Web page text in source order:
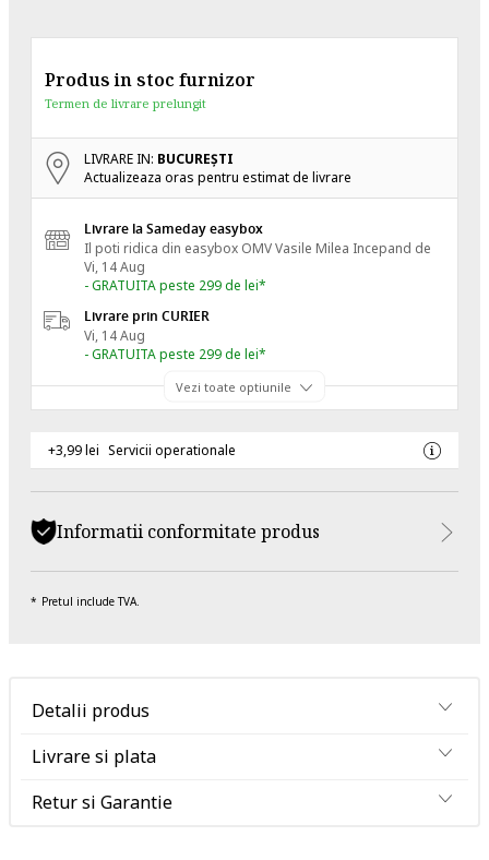
Produs in stoc furnizor
Termen de livrare prelungit
LIVRARE IN: BUCUREŞTI
Actualizeaza oras pentru estimat de livrare
Livrare la Sameday easybox
Il poti ridica din easybox OMV Vasile Milea Incepand de
Vi, 14 Aug
- GRATUITA peste 299 de lei*
Livrare prin CURIER
Vi, 14 Aug
- GRATUITA peste 299 de lei*
Vezi toate optiunile
+3,99 lei Servicii operationale
Informatii conformitate produs
Pretul include TVA.
Detalii produs
Livrare si plata
Retur si Garantie